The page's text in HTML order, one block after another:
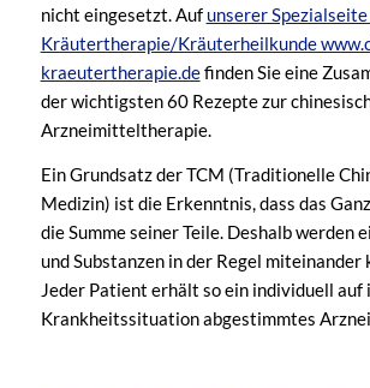
nicht eingesetzt. Auf unserer
Kräutertherapie/Kräuterheilkunde
kraeutertherapie.definden Sie eine
der wichtigsten 60 Rezepte zur
Arzneimitteltherapie.
Ein Grundsatz der TCM (Traditionelle
Medizin) ist die Erkenntnis, dass das
die Summe seiner Teile. Deshalb werden
und Substanzen in der Regel miteinander
Jeder Patient erhält so ein individuell auf
Krankheitssituation abgestimmtes